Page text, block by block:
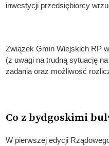
inwestycji przedsiębiorcy
Związek Gmin Wiejskich RP
(z uwagi na trudną sytuację
zadania oraz możliwość
Co z bydgoskimi
W pierwszej edycji